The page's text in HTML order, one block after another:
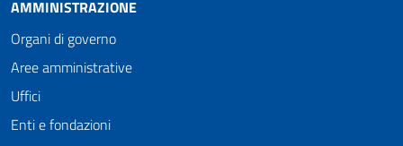
AMMINISTRAZIONE
Organi di governo
Aree amministrative
Uffici
Enti e fondazioni